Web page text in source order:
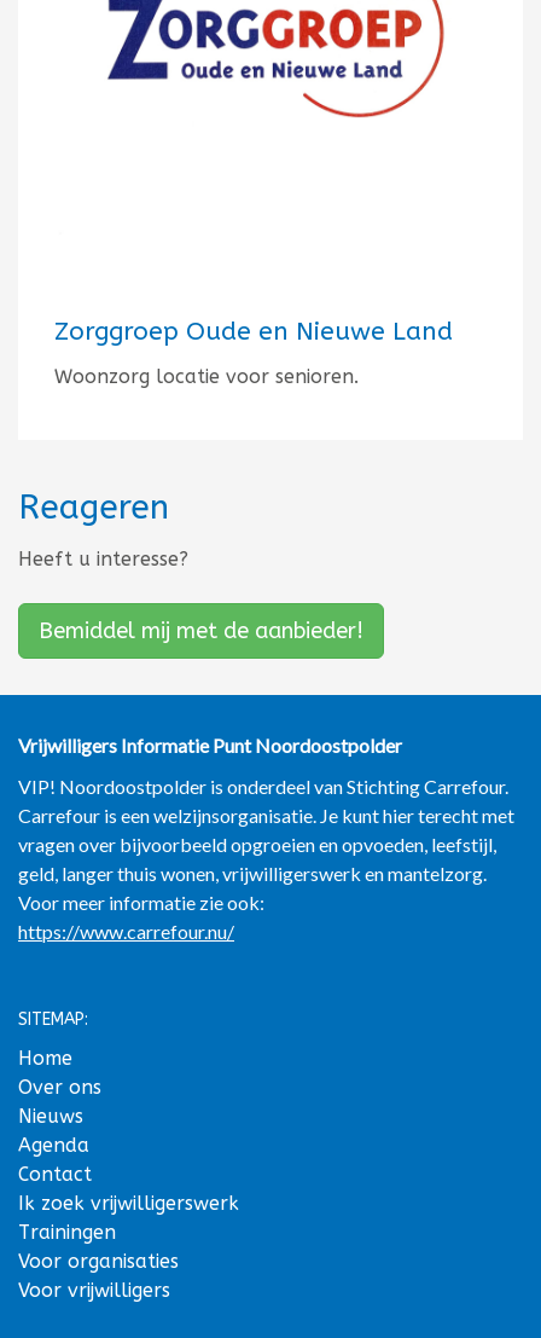
Zorggroep Oude en Nieuwe Land
Woonzorg locatie voor senioren.
Reageren
Heeft u interesse?
Bemiddel mij met de aanbieder!
Vrijwilligers Informatie PuntNoordoostpolder
VIP! Noordoostpolder is onderdeel van Stichting Carrefour.
Carrefour is een welzijnsorganisatie. Je kunt hier terecht met
vragen over bijvoorbeeld opgroeien en opvoeden, leefstijl,
geld, langer thuis wonen, vrijwilligerswerk en mantelzorg.
Voor meer informatie zie ook:
https://www.carrefour.nu/
SITEMAP:
Home
Over ons
Nieuws
Agenda
Contact
Ik zoek vrijwilligerswerk
Trainingen
Voor organisaties
Voor vrijwilligers